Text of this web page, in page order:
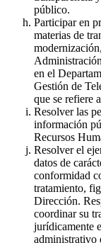
público.
Participar en
materias de
en el
Gestión de
que se refiere
Resolver las
información
Recursos
Resolver el
datos de
conformidad
tratamiento,
Dirección.
coordinar su
jurídicamente
administrativo